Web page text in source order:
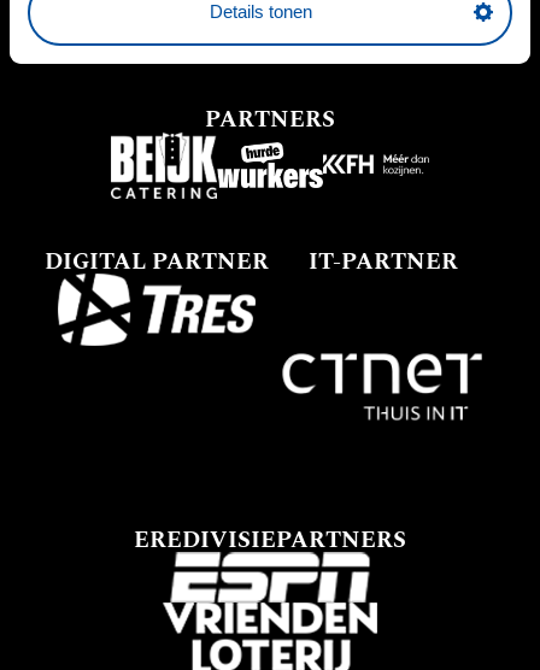
Details tonen
PARTNERS
DIGITAL PARTNER IT-PARTNER
EREDIVISIEPARTNERS